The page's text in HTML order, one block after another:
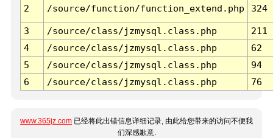
2 /source/function/function_extend.php 324
3 /source/class/jzmysql.class.php
211
4
/source/class/jzmysql.class.php
62
5
/source/class/jzmysql.class.php
94
6
/source/class/jzmysql.class.php 76
www.365jz.com 已经将此出错信息详细记录, 由此给您带来的访问不便我
们深感歉意.